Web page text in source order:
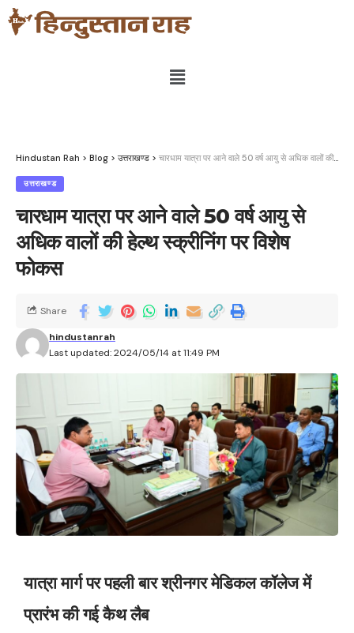
Hindustan Rah > Blog > उत्तराखण्ड > चारधाम यात्रा पर आने वाले 50 वर्ष आयु से अधिक वालों की हेल्थ स्क्रीनिंग पर विशेष फोकस
उत्तराखण्ड
चारधाम यात्रा पर आने वाले 50 वर्ष आयु से
अधिक वालों की हेल्थ स्क्रीनिंग पर विशेष
फोकस
Last updated: 2024/05/14 at 11:49 PM
hindustanrah
Share
यात्रा मार्ग पर पहली बार श्रीनगर मेडिकल कॉलेज में
प्रारंभ की गई कैथ लैब